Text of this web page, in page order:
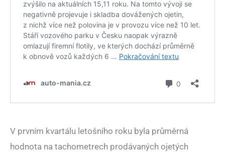
V prvním kvartálu letošního roku byla průměrná
hodnota na tachometrech prodávaných ojetých